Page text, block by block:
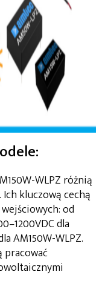
WLPZ różnią
kluczową cechą
od
dla
AM150W-WLPZ.